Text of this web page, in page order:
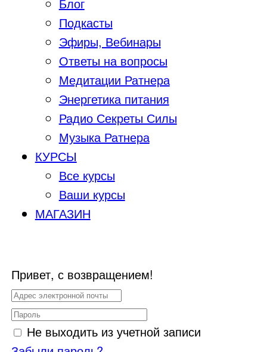
Подкасты
Эфиры, Вебинары
Ответы на вопросы
Медитации Ратнера
Энергетика питания
Радио Секреты Силы
Музыка Ратнера
КУРСЫ
Все курсы
Ваши курсы
МАГАЗИН
Привет, с возвращением!
Не выходить из учетной записи